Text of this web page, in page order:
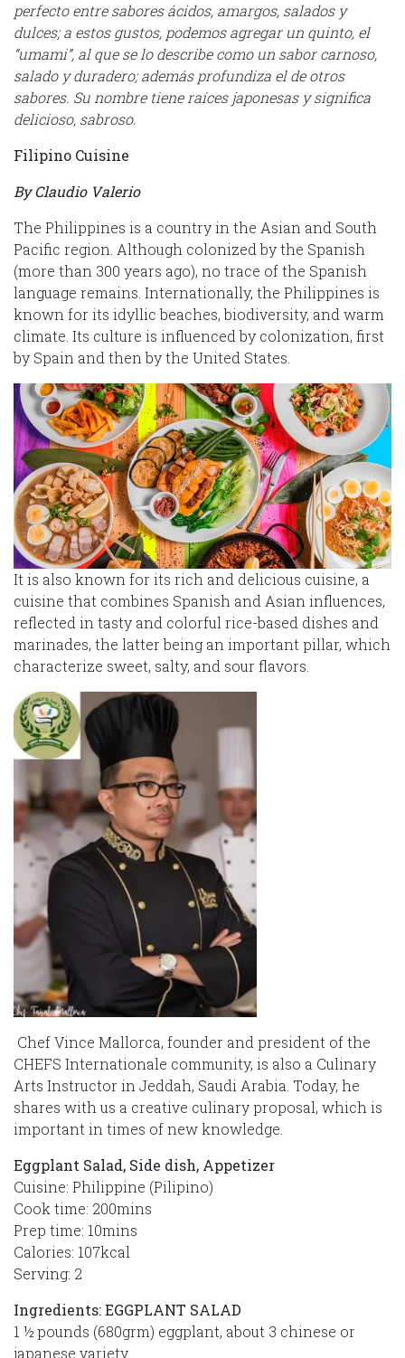
perfecto entre sabores ácidos, amargos, salados y
dulces; a estos gustos, podemos agregar un quinto, el
“umami”, al que se lo describe como un sabor carnoso,
salado y duradero; además profundiza el de otros
sabores. Su nombre tiene raíces japonesas y significa
delicioso, sabroso.
Filipino Cuisine
By Claudio Valerio
The Philippines is a country in the Asian and South
Pacific region. Although colonized by the Spanish
(more than 300 years ago), no trace of the Spanish
language remains. Internationally, the Philippines is
known for its idyllic beaches, biodiversity, and warm
climate. Its culture is influenced by colonization, first
by Spain and then by the United States.
It is also known for its rich and delicious cuisine, a
cuisine that combines Spanish and Asian influences,
reflected in tasty and colorful rice-based dishes and
marinades, the latter being an important pillar, which
characterize sweet, salty, and sour flavors.
Chef Vince Mallorca, founder and president of the
CHEFS Internationale community, is also a Culinary
Arts Instructor in Jeddah, Saudi Arabia. Today, he
shares with us a creative culinary proposal, which is
important in times of new knowledge.
Eggplant Salad, Side dish, Appetizer
Cuisine: Philippine (Pilipino)
Cook time: 200mins
Prep time: 10mins
Calories: 107kcal
Serving: 2
Ingredients: EGGPLANT SALAD
1 ½ pounds (680grm) eggplant, about 3 chinese or
japanese variety.